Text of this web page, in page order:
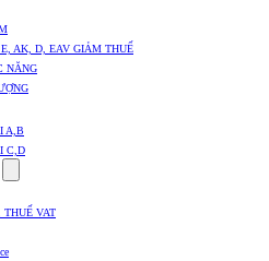
AK, D, EAV GIẢM THUẾ
NĂNG
A,B
C,D
submenu
Kinh
THUẾ VAT